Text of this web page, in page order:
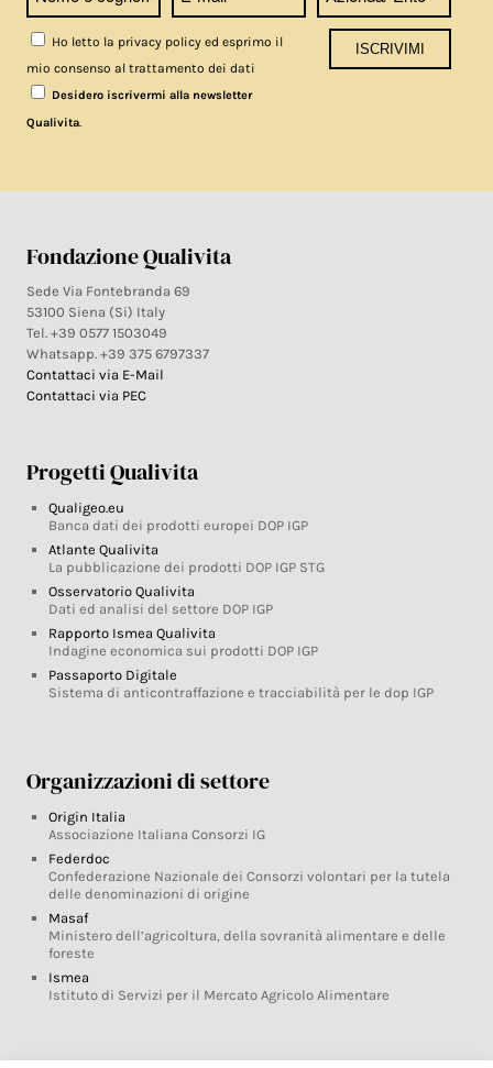
Ho letto la privacy policy ed esprimo il
mio consenso al trattamento dei dati
Desidero iscrivermi alla newsletter
Qualivita.
Fondazione Qualivita
Sede Via Fontebranda 69
53100 Siena (Si) Italy
Tel. +39 0577 1503049
Whatsapp. +39 375 6797337
Contattaci via E-Mail
Contattaci via PEC
Progetti Qualivita
Qualigeo.eu
Banca dati dei prodotti europei DOP IGP
Atlante Qualivita
La pubblicazione dei prodotti DOP IGP STG
Osservatorio Qualivita
Dati ed analisi del settore DOP IGP
Rapporto Ismea Qualivita
Indagine economica sui prodotti DOP IGP
Passaporto Digitale
Sistema di anticontraffazione e tracciabilità per le dop IGP
Organizzazioni di settore
Origin Italia
Associazione Italiana Consorzi IG
Federdoc
Confederazione Nazionale dei Consorzi volontari per la tutela
delle denominazioni di origine
Masaf
Ministero dell’agricoltura, della sovranità alimentare e delle
foreste
Ismea
Istituto di Servizi per il Mercato Agricolo Alimentare